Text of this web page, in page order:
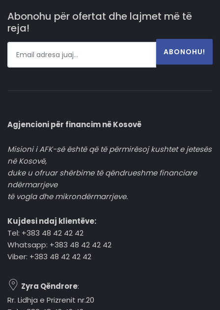
Abonohu për ofertat dhe lajmet më të
reja!
ABONOHU!
Agjencioni për financim në Kosovë
Misioni i AFK-së është që të përmirësoj kushtet e jetesës
në Kosovë,
duke u ofruar shërbime të qëndrueshme financiare
ndërmarrjeve
të vogla dhe mikrondërmarrjeve.
Kujdesi ndaj klientëve:
Tel: +383 48 42 42 42
Whatsapp: +383 48 42 42 42
Viber: +383 48 42 42 42
Zyra Qëndrore:
Rr. Lidhja e Prizrenit nr.20